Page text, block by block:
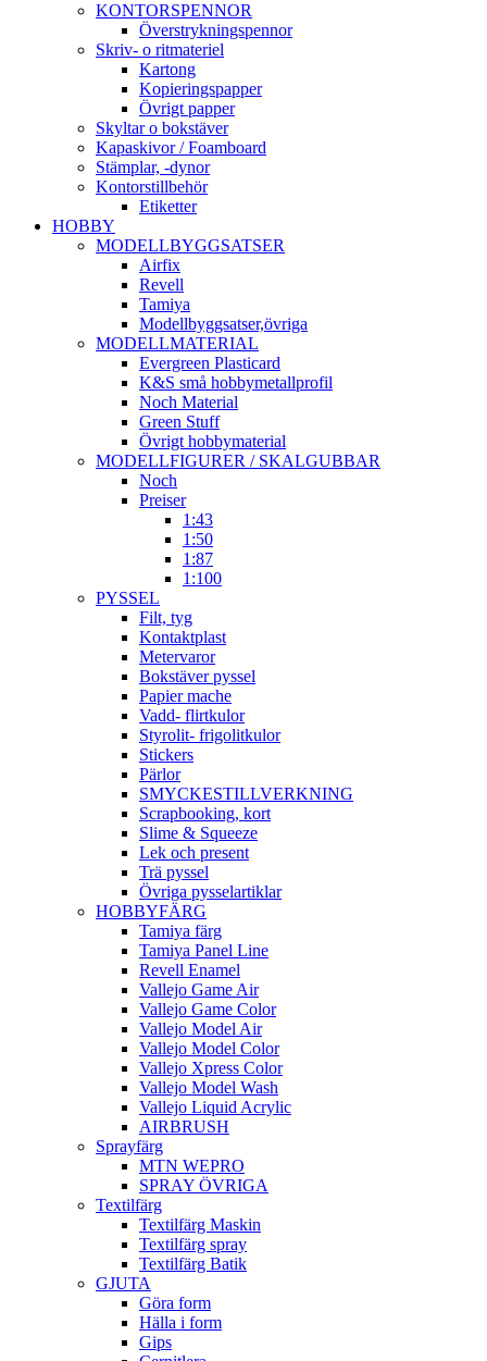
KONTORSPENNOR
Överstrykningspennor
Skriv- o ritmateriel
Kartong
Kopieringspapper
Övrigt papper
Skyltar o bokstäver
Kapaskivor / Foamboard
Stämplar, -dynor
Kontorstillbehör
Etiketter
HOBBY
MODELLBYGGSATSER
Airfix
Revell
Tamiya
Modellbyggsatser,övriga
MODELLMATERIAL
Evergreen Plasticard
K&S små hobbymetallprofil
Noch Material
Green Stuff
Övrigt hobbymaterial
MODELLFIGURER / SKALGUBBAR
Noch
Preiser
1:43
1:50
1:87
1:100
PYSSEL
Filt, tyg
Kontaktplast
Metervaror
Bokstäver pyssel
Papier mache
Vadd- flirtkulor
Styrolit- frigolitkulor
Stickers
Pärlor
SMYCKESTILLVERKNING
Scrapbooking, kort
Slime & Squeeze
Lek och present
Trä pyssel
Övriga pysselartiklar
HOBBYFÄRG
Tamiya färg
Tamiya Panel Line
Revell Enamel
Vallejo Game Air
Vallejo Game Color
Vallejo Model Air
Vallejo Model Color
Vallejo Xpress Color
Vallejo Model Wash
Vallejo Liquid Acrylic
AIRBRUSH
Sprayfärg
MTN WEPRO
SPRAY ÖVRIGA
Textilfärg
Textilfärg Maskin
Textilfärg spray
Textilfärg Batik
GJUTA
Göra form
Hälla i form
Gips